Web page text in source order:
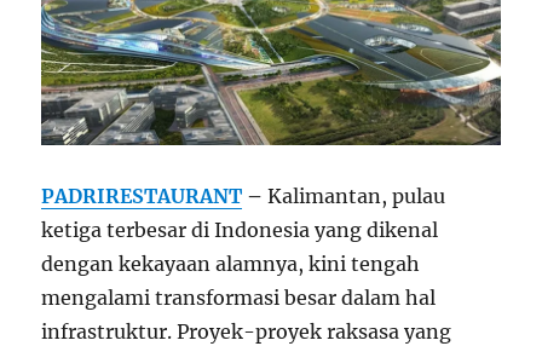
PADRIRESTAURANT – Kalimantan, pulau
ketiga terbesar di Indonesia yang dikenal
dengan kekayaan alamnya, kini tengah
mengalami transformasi besar dalam hal
infrastruktur. Proyek-proyek raksasa yang